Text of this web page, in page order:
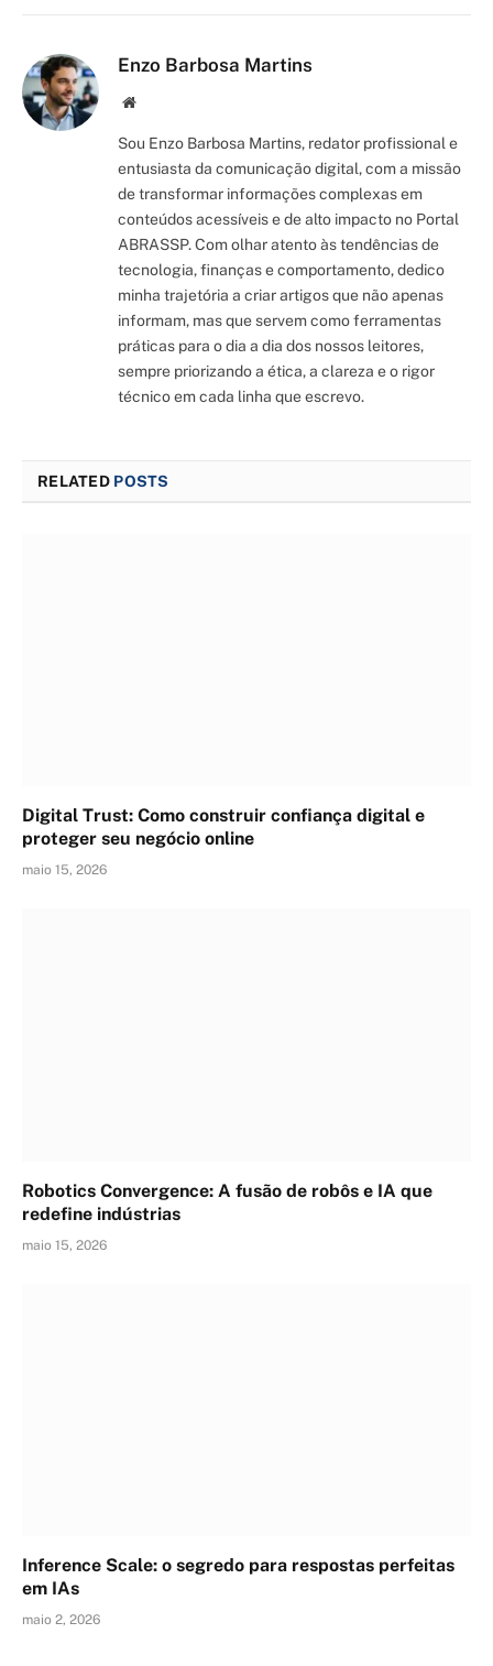
Enzo Barbosa Martins
Site/Blog
Sou Enzo Barbosa Martins, redator profissional e
entusiasta da comunicação digital, com a missão
de transformar informações complexas em
conteúdos acessíveis e de alto impacto no Portal
ABRASSP. Com olhar atento às tendências de
tecnologia, finanças e comportamento, dedico
minha trajetória a criar artigos que não apenas
informam, mas que servem como ferramentas
práticas para o dia a dia dos nossos leitores,
sempre priorizando a ética, a clareza e o rigor
técnico em cada linha que escrevo.
RELATED POSTS
Digital Trust: Como construir confiança digital e
proteger seu negócio online
maio 15, 2026
Robotics Convergence: A fusão de robôs e IA que
redefine indústrias
maio 15, 2026
Inference Scale: o segredo para respostas perfeitas
em IAs
maio 2, 2026